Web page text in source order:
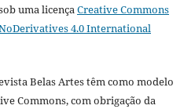
uma licençaCreative Commons
4.0 International
Belas Artes têm como modelo
Commons, com obrigação da